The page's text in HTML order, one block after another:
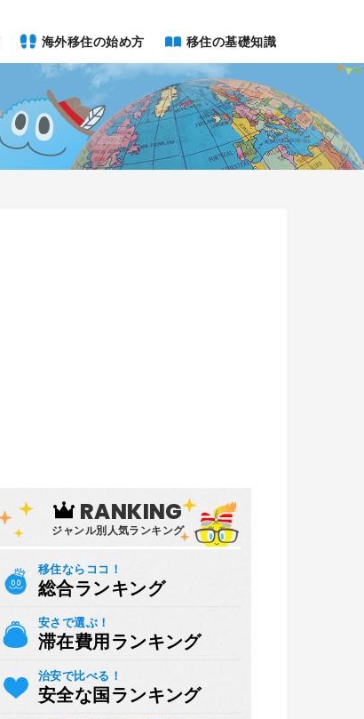
海外移住の始め方 移住の基礎知識
RANKING
ジャンル別人気ランキング
移住ならココ！
総合ランキング
安さで選ぶ！
滞在費用ランキング
治安で比べる！
安全な国ランキング